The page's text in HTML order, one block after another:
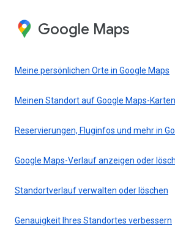
Google Maps
Meine persönlichen Orte in Google Maps
Meinen Standort auf Google Maps-
Reservierungen, Fluginfos und mehr in
Google Maps-Verlauf anzeigen oder
Standortverlauf verwalten oder löschen
Genauigkeit Ihres Standortes verbessern